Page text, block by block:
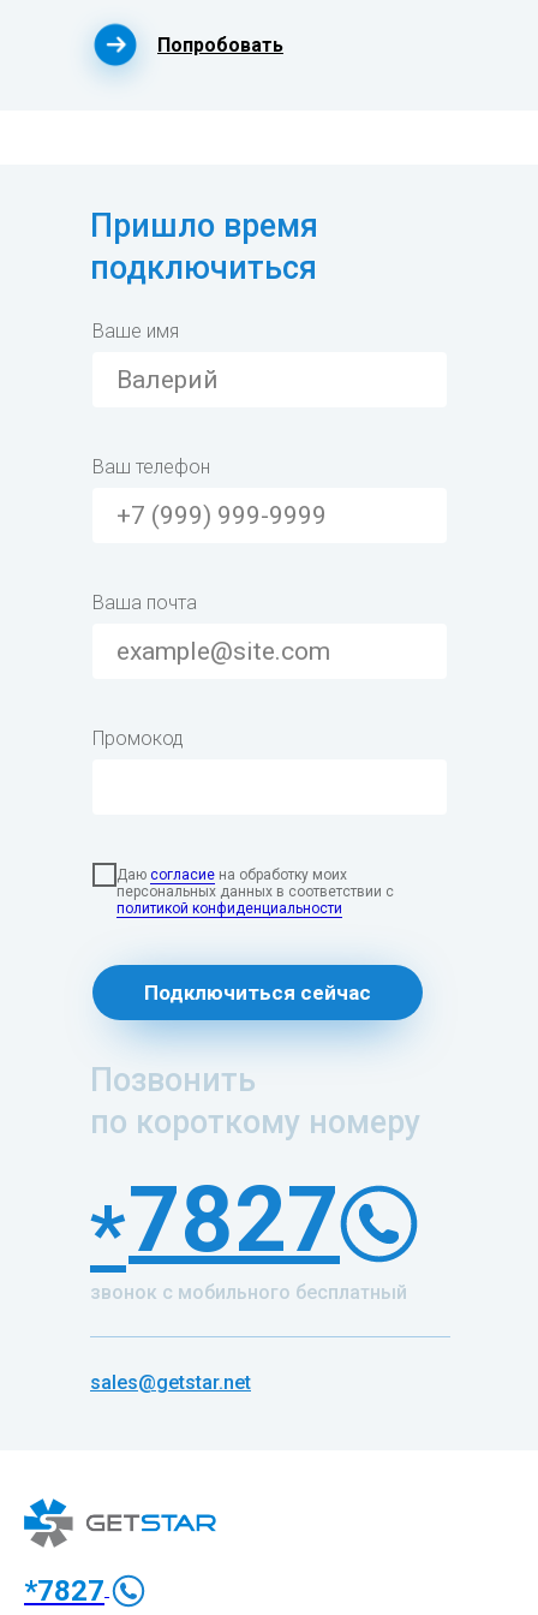
Попробовать
звонок с мобильного бесплатный
Пришло время
подключиться
Ваше имя
Ваш телефон
Ваша почта
Промокод
Даю согласие на обработку моих
персональных данных в соответствии с
политикой конфиденциальности
Подключиться сейчас
Позвонить
по короткому номеру
7827
*
sales@getstar.net
*7827